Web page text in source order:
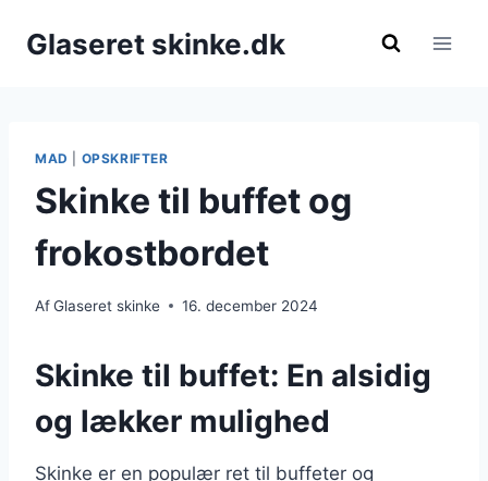
Glaseret skinke.dk
MAD OPSKRIFTER
Skinke til buffet og
frokostbordet
AfGlaseret skinke 16. december 2024
Skinke til buffet: En alsidig
og lækker mulighed
Skinke er en populær ret til buffeter og